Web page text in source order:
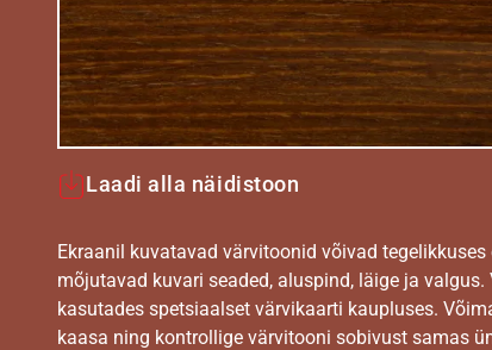
Laadi alla näidistoon
Ekraanil kuvatavad värvitoonid võivad
mõjutavad kuvari seaded, aluspind, läige ja
kasutades spetsiaalset värvikaarti kaupluses.
kaasa ning kontrollige värvitooni sobivust samas